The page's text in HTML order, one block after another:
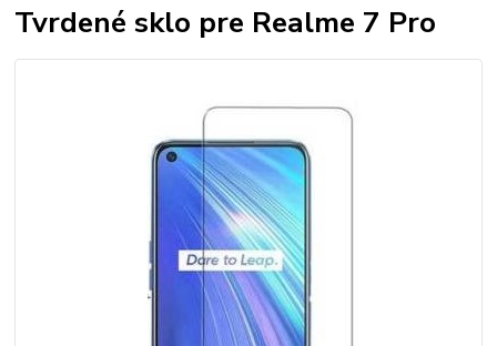
Tvrdené sklo pre Realme 7 Pro